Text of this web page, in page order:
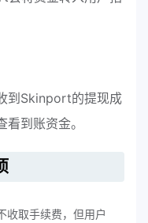
到Skinport的提现成
到账资金。
收取手续费，但用户